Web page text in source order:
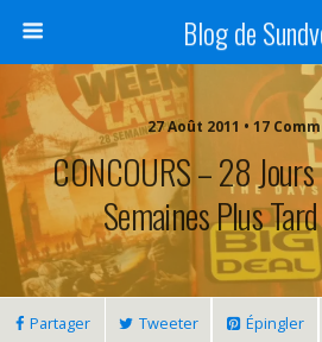
Blog de
27 Août 2011 • 17
CONCOURS – 28
Semaines Plus
Partager Tweeter Épingler